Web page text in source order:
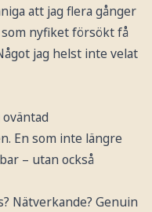
att jag flera gånger
nyfiket försökt få
jag helst inte velat
En som inte längre
– utan också
Nätverkande? Genuin